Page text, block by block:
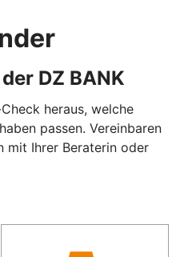
DZ BANK
heraus, welche
passen. Vereinbaren
mit Ihrer Beraterin oder